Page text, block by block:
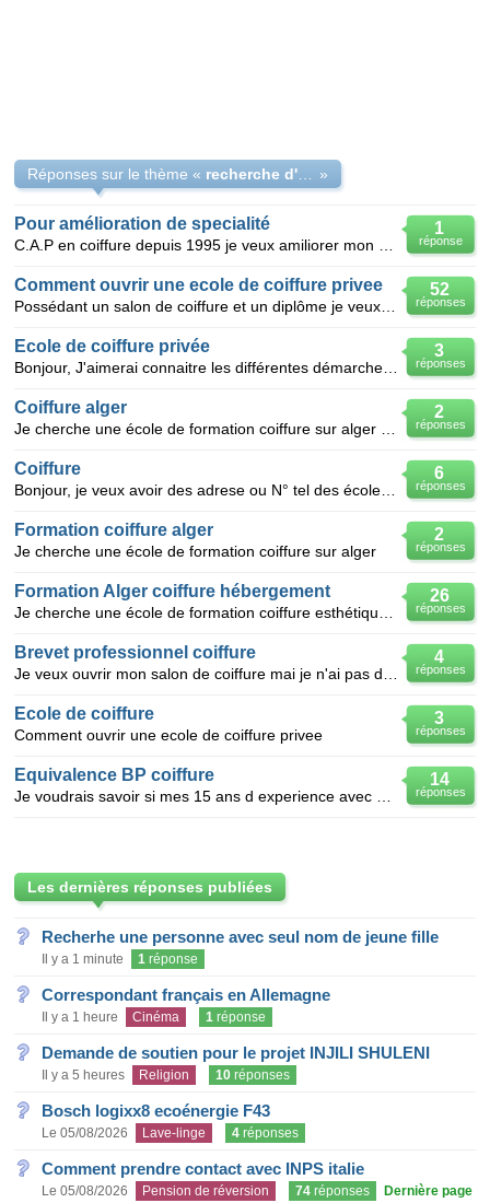
Réponses sur le thème « »
1
réponse
Pour amélioration de specialité
52
réponses
Comment ouvrir une ecole de coiffure privee
3
réponses
Ecole de coiffure privée
2
réponses
Coiffure alger
6
réponses
Coiffure
2
réponses
Formation coiffure alger
Je cherche une école de formation coiffure sur alger
26
réponses
Formation Alger coiffure hébergement
4
réponses
Brevet professionnel coiffure
3
réponses
Ecole de coiffure
Comment ouvrir une ecole de coiffure privee
14
réponses
Equivalence BP coiffure
Les dernières réponses publiées
Recherhe une personne avec seul nom de jeune fille
Il y a 1 minute 1 réponse
Correspondant français en Allemagne
Il y a 1 heure Cinéma 1 réponse
Demande de soutien pour le projet INJILI SHULENI
Il y a 5 heures Religion 10 réponses
Bosch logixx8 ecoénergie F43
Le 05/08/2026 Lave-linge 4 réponses
Comment prendre contact avec INPS italie
Le 05/08/2026 Pension de réversion 74 réponses Dernière page